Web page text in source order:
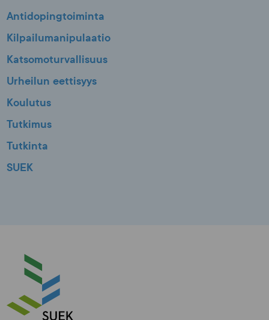
Antidopingtoiminta
Kilpailumanipulaatio
Katsomoturvallisuus
Urheilun eettisyys
Koulutus
Tutkimus
Tutkinta
SUEK